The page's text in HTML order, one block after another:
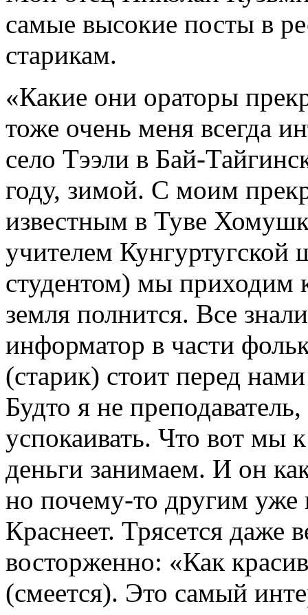
самые высокие посты в
старикам.
«Какие они ораторы
тоже очень меня всегда
село Тээли в Бай-
году, зимой. С моим
известным в Туве
учителем
студентом) мы приходим
земля полнится. Все
информатор в части
(старик) стоит перед
Будто я не
успокаивать. Что вот мы
деньги занимаем. И он
но почему-то другим уже
Краснеет. Трясется даже
восторженно: «Как
(смеется). Это самый